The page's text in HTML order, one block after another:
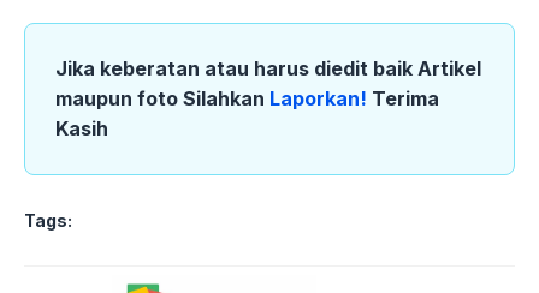
Jika keberatan atau harus diedit baik Artikel
maupun foto Silahkan Laporkan! Terima
Kasih
Tags: